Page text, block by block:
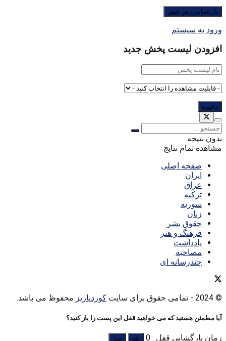
ورود به سیستم
افزودن لیست پخش جدید
بدون نتیجه
مشاهده تمام نتایج
صفحه اصلی
ایران
عراق
ترکیه
سوریه
زنان
حقوق بشر
فرهنگ و هنر
یادداشت
مصاحبه
چندرسانه ای
© 2024 - تمامی حقوق برای سایت کوردپاریز محفوظ می باشد.
آیا مطمئن هستید که می خواهید قفل این پست را باز کنید؟
زمان بازگشایی قفل : 0 بله خیر